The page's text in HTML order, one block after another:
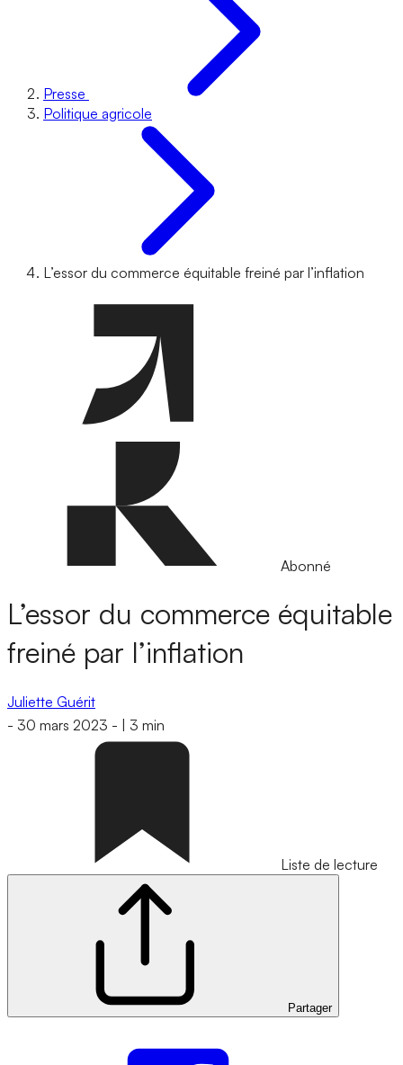
Presse
Politique agricole
L’essor du commerce équitable freiné par l’inflation
Abonné
L’essor du commerce équitable
freiné par l’inflation
Juliette Guérit
- 30 mars 2023 - 3 min
Liste de lecture
Partager